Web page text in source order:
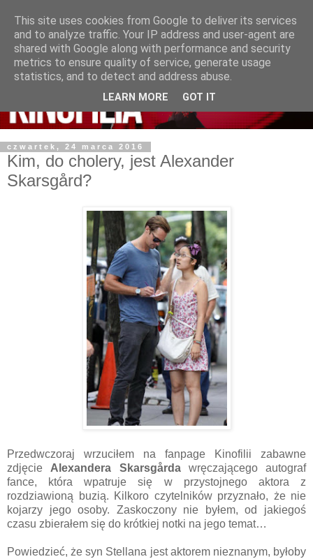
czwartek, 24 marca 2016
Kim, do cholery, jest Alexander
Skarsgård?
Przedwczoraj wrzuciłem na fanpage Kinofilii zabawne
zdjęcie Alexandera Skarsgårdawręczającego autograf
fance, która wpatruje się w przystojnego aktora z
rozdziawioną buzią. Kilkoro czytelników przyznało, że nie
kojarzy jego osoby. Zaskoczony nie byłem, od jakiegoś
czasu zbierałem się do krótkiej notki na jego temat…
Powiedzieć, że syn Stellana jest aktorem nieznanym, byłoby
This site uses cookies from Google to deliver its services
and to analyze traffic. Your IP address and user-agent are
shared with Google along with performance and security
metrics to ensure quality of service, generate usage
statistics, and to detect and address abuse.
LEARN MORE GOT IT